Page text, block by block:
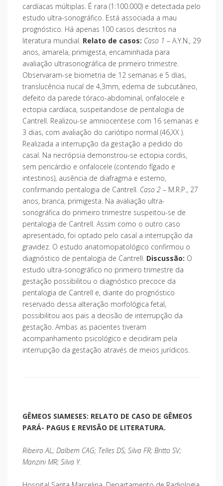
cardíacas múltiplas. É rara (1:100.000) e detectada pelo
estudo ultra-sonográfico. Está associada a mau
prognóstico. Há apenas 100 casos descritos na
literatura mundial. Relato de casos: Caso 1 – A.Y.N., 29
anos, amarela, primigesta, encaminhada para
avaliação ultrasonográfica de primeiro trimestre.
Observaram-se biometria de 12 semanas e 5 dias,
translucência nucal de 4,3mm, edema de subcutâneo,
defeito da parede tóraco-abdominal, onfalocele e
ectopia cardíaca, suspeitandose de pentalogia de
Cantrell. Realizou-se amniocentese com 16 semanas e
3 dias, com avaliação do cariótipo normal (46,XX ).
Realizada a interrupção da gestação a pedido do
casal. Na necrópsia demonstrou-se ectopia cordis,
sem pericárdio e onfalocele (contendo fígado e
intestinos), ausência de diafragma e esterno,
confirmando pentalogia de Cantrell. Caso 2 – M.R.P., 27
anos, branca, primigesta. Na avaliação ultra-
sonográfica do primeiro trimestre suspeitou-se de
pentalogia de Cantrell. Assim como o outro caso
apresentado, foi optado pelo casal a interrupção da
gravidez. O estudo anatomopatológico confirmou o
diagnóstico de pentalogia de Cantrell. Discussão: O
estudo ultra-sonográfico no primeiro trimestre da
gestação possibilitou o diagnóstico precoce da
pentalogia de Cantrell e, diante do prognóstico
reservado dessa alteração morfológica fetal,
possibilitou aos pais a decisão de interrupção da
gestação. Ambas as pacientes tiveram
acompanhamento psicológico e decidiram pela
interrupção da gestação através de meios jurídicos.
GÊMEOS SIAMESES: RELATO DE CASO DE GÊMEOS
PARÁ- PAGUS E REVISÃO DE LITERATURA.
Ribeiro AL; Dalbem CAG; Telles DS; Silva FR; Britto SV;
Manzini MR; Silva Y.